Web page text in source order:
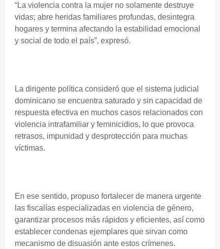
“La violencia contra la mujer no solamente destruye
vidas; abre heridas familiares profundas, desintegra
hogares y termina afectando la estabilidad emocional
y social de todo el país”, expresó.
La dirigente política consideró que el sistema judicial
dominicano se encuentra saturado y sin capacidad de
respuesta efectiva en muchos casos relacionados con
violencia intrafamiliar y feminicidios, lo que provoca
retrasos, impunidad y desprotección para muchas
víctimas.
En ese sentido, propuso fortalecer de manera urgente
las fiscalías especializadas en violencia de género,
garantizar procesos más rápidos y eficientes, así como
establecer condenas ejemplares que sirvan como
mecanismo de disuasión ante estos crímenes.